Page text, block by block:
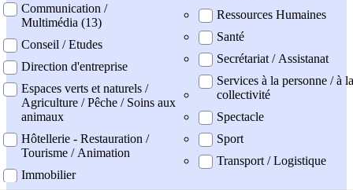
Communication /
Multimédia (13)
Conseil / Etudes
Direction d'entreprise
Espaces verts et naturels /
Agriculture / Pêche / Soins aux
animaux
Hôtellerie - Restauration /
Tourisme / Animation
Immobilier
Ressources Humaines
Santé
Secrétariat / Assistanat
Services à la personne / à la
collectivité
Spectacle
Sport
Transport / Logistique